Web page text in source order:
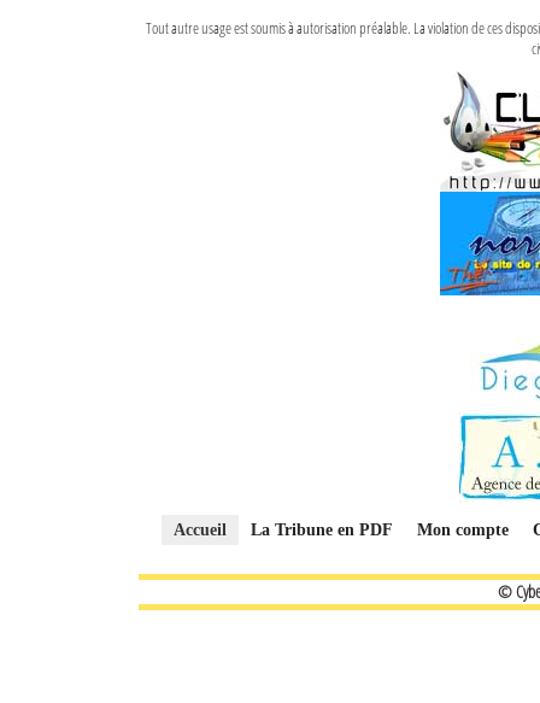
Tout autre usage est soumis à autorisation préalable. La violation de ces
Accueil La Tribune en PDF Mon compte
©